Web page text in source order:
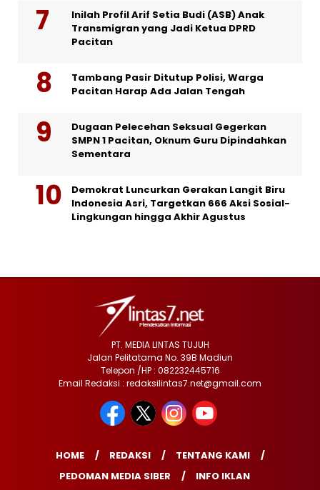
Inilah Profil Arif Setia Budi (ASB) Anak
Transmigran yang Jadi Ketua DPRD
Pacitan
Tambang Pasir Ditutup Polisi, Warga
Pacitan Harap Ada Jalan Tengah
Dugaan Pelecehan Seksual Gegerkan
SMPN 1 Pacitan, Oknum Guru Dipindahkan
Sementara
Demokrat Luncurkan Gerakan Langit Biru
Indonesia Asri, Targetkan 666 Aksi Sosial-
Lingkungan hingga Akhir Agustus
PT. MEDIA LINTAS TUJUH
Jalan Pelitatama No. 39B Madiun
Telepon /HP : 082232445716
Email Redaksi : redaksilintas7.net@gmail.com
HOME REDAKSI
TENTANG KAMI
PEDOMAN MEDIA SIBER
INFO IKLAN